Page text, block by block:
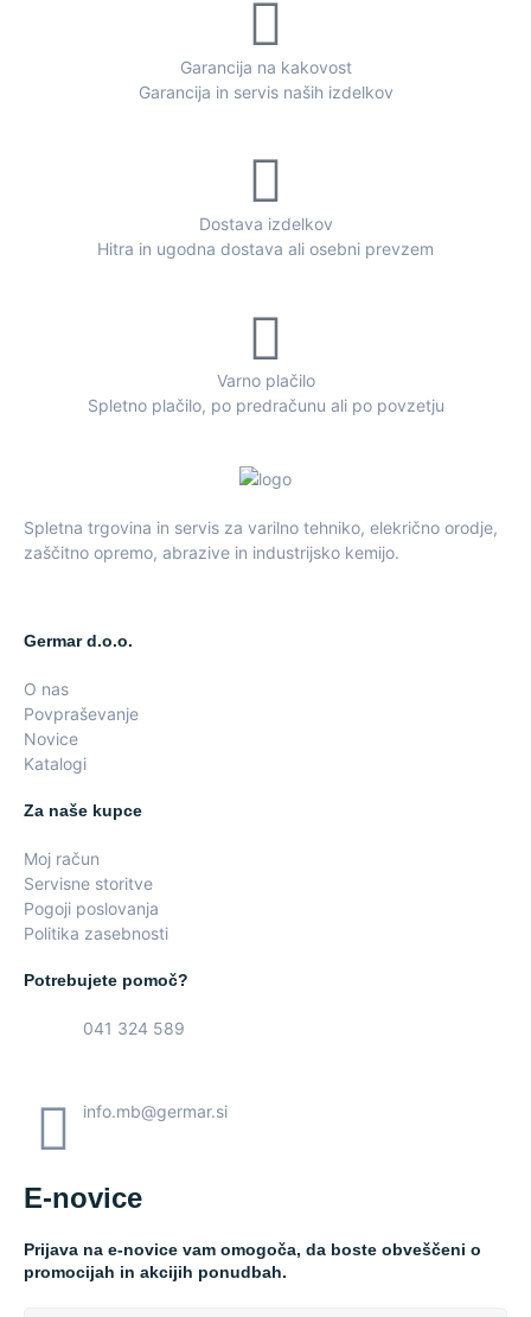
Garancija na kakovost
Garancija in servis naših izdelkov
Dostava izdelkov
Hitra in ugodna dostava ali osebni prevzem
Varno plačilo
Spletno plačilo, po predračunu ali po povzetju
Spletna trgovina in servis za varilno tehniko, elekrično orodje,
zaščitno opremo, abrazive in industrijsko kemijo.
Germar d.o.o.
O nas
Povpraševanje
Novice
Katalogi
Za naše kupce
Moj račun
Servisne storitve
Pogoji poslovanja
Politika zasebnosti
Potrebujete pomoč?
041 324 589
info.mb@germar.si
E-novice
Prijava na e-novice vam omogoča, da boste obveščeni o
promocijah in akcijih ponudbah.